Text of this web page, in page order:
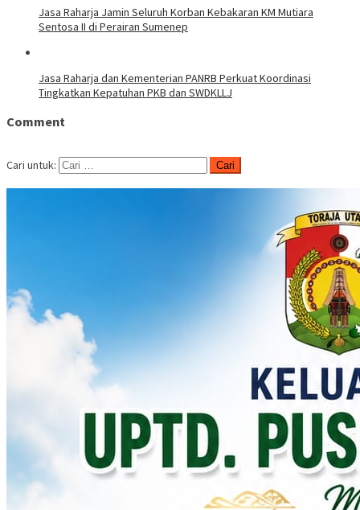
Jasa Raharja Jamin Seluruh Korban Kebakaran KM Mutiara
Sentosa II di Perairan Sumenep
Jasa Raharja dan Kementerian PANRB Perkuat Koordinasi
Tingkatkan Kepatuhan PKB dan SWDKLLJ
Comment
Cari untuk: